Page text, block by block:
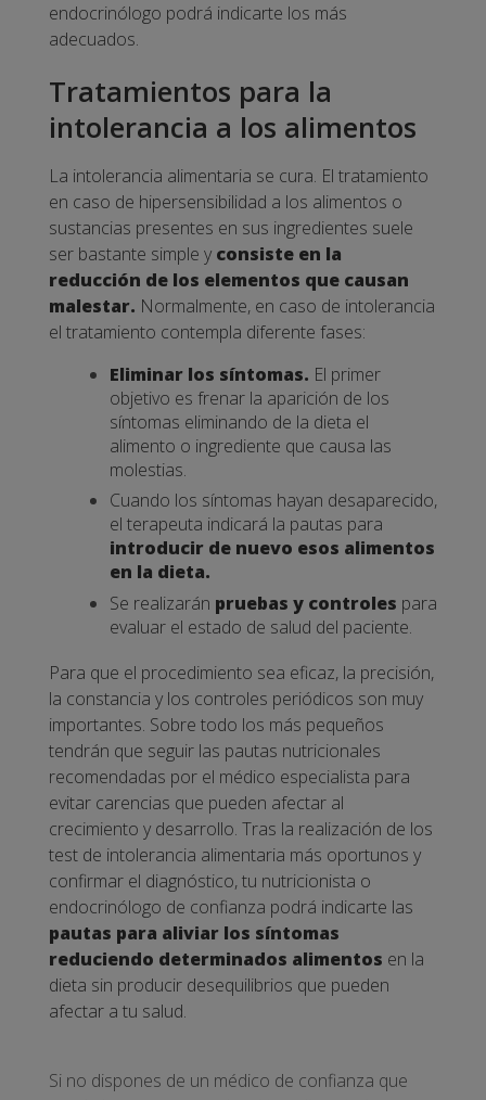
endocrinólogo podrá indicarte los más
adecuados.
Tratamientos para la
intolerancia a los alimentos
La intolerancia alimentaria se cura. El tratamiento
en caso de hipersensibilidad a los alimentos o
sustancias presentes en sus ingredientes suele
ser bastante simple y consiste en la
reducción de los elementos que causan
malestar. Normalmente, en caso de intolerancia
el tratamiento contempla diferente fases:
Eliminar los síntomas. El primer
objetivo es frenar la aparición de los
síntomas eliminando de la dieta el
alimento o ingrediente que causa las
molestias.
Cuando los síntomas hayan desaparecido,
el terapeuta indicará la pautas para
introducir de nuevo esos alimentos
en la dieta.
Se realizarán pruebas y controles para
evaluar el estado de salud del paciente.
Para que el procedimiento sea eficaz, la precisión,
la constancia y los controles periódicos son muy
importantes. Sobre todo los más pequeños
tendrán que seguir las pautas nutricionales
recomendadas por el médico especialista para
evitar carencias que pueden afectar al
crecimiento y desarrollo. Tras la realización de los
test de intolerancia alimentaria más oportunos y
confirmar el diagnóstico, tu nutricionista o
endocrinólogo de confianza podrá indicarte las
pautas para aliviar los síntomas
reduciendo determinados alimentos en la
dieta sin producir desequilibrios que pueden
afectar a tu salud.
Si no dispones de un médico de confianza que